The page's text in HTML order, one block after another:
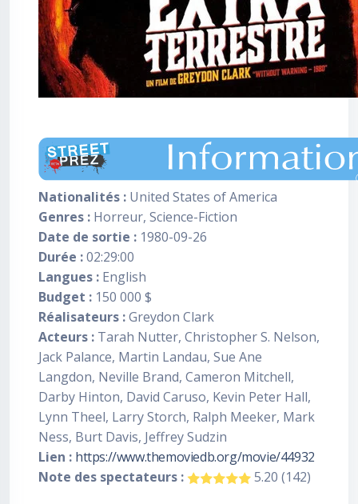
Nationalités : United States of America
Genres : Horreur, Science-Fiction
Date de sortie : 1980-09-26
Durée :02:29:00
Langues : English
Budget : 150 000 $
Réalisateurs :Greydon Clark
Acteurs : Tarah Nutter, Christopher S. Nelson,
Jack Palance, Martin Landau, Sue Ane
Langdon, Neville Brand, Cameron Mitchell,
Darby Hinton, David Caruso, Kevin Peter Hall,
Lynn Theel, Larry Storch, Ralph Meeker, Mark
Ness, Burt Davis, Jeffrey Sudzin
Lien : https://www.themoviedb.org/movie/44932
Note des spectateurs :
5.20 (142)